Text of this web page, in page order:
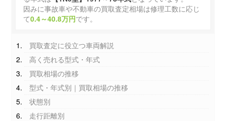
因みに事故車や不動車の買取査定相場は修理工数に応じ
て0.4～40.8万円です。
買取査定に役立つ車両解説
高く売れる型式・年式
買取相場の推移
型式・年式別｜買取相場の推移
状態別
走行距離別